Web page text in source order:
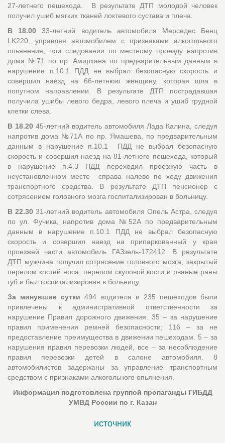
27-летнего пешехода. В результате ДТП молодой человек
получил ушиб мягких тканей локтевого сустава и плеча.
В 18.00 33-летний водитель автомобиля Мерседес Бенц
LK220, управляя автомобилем с признаками алкогольного
опьянения, при следовании по местному проезду напротив
дома №71 по пр. Амирхана по предварительным данным в
нарушение п.10.1 ПДД не выбрал безопасную скорость и
совершил наезд на 66-летнюю женщину, которая шла в
попутном направлении. В результате ДТП пострадавшая
получила ушибы левого бедра, левого плеча и ушиб грудной
клетки слева.
В 18.20 45-летний водитель автомобиля Лада Калина, следуя
напротив дома №71А по пр. Ямашева, по предварительным
данным в нарушение п.10.1 ПДД не выбрал безопасную
скорость и совершил наезд на 81-летнего пешехода, который
в нарушение п.4.3 ПДД переходил проезжую часть в
неустановленном месте справа налево по ходу движения
транспортного средства. В результате ДТП пенсионер с
сотрясением головного мозга госпитализирован в больницу.
В 22.30 31-летний водитель автомобиля Опель Астра, следуя
по ул. Фучика, напротив дома №52А по предварительным
данным в нарушение п.10.1 ПДД не выбрал безопасную
скорость и совершил наезд на припаркованный у края
проезжей части автомобиль ГАЗзель-172412. В результате
ДТП мужчина получил сотрясение головного мозга, закрытый
перелом костей носа, перелом скуловой кости и рваные раны
губ и был госпитализирован в больницу.
За минувшие сутки494 водителя и 235 пешеходов были
привлечены к административной ответственности за
нарушение Правил дорожного движения. 35 – за нарушение
правил применения ремней безопасности; 116 – за не
предоставление преимущества в движении пешеходам. 5 – за
нарушения правил перевозки людей, все – за несоблюдение
правил перевозки детей в салоне автомобиля. 8
автомобилистов задержаны за управление транспортным
средством с признаками алкогольного опьянения.
Информация подготовлена группой пропаганды ГИБДД
УМВД России по г. Казан
источник